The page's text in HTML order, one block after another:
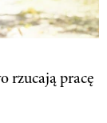
rzucają pracę